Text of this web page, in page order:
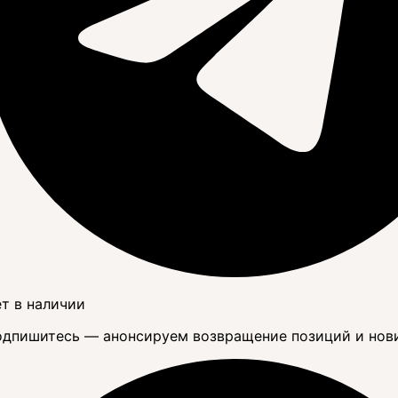
в наличии
— анонсируем возвращение позиций и